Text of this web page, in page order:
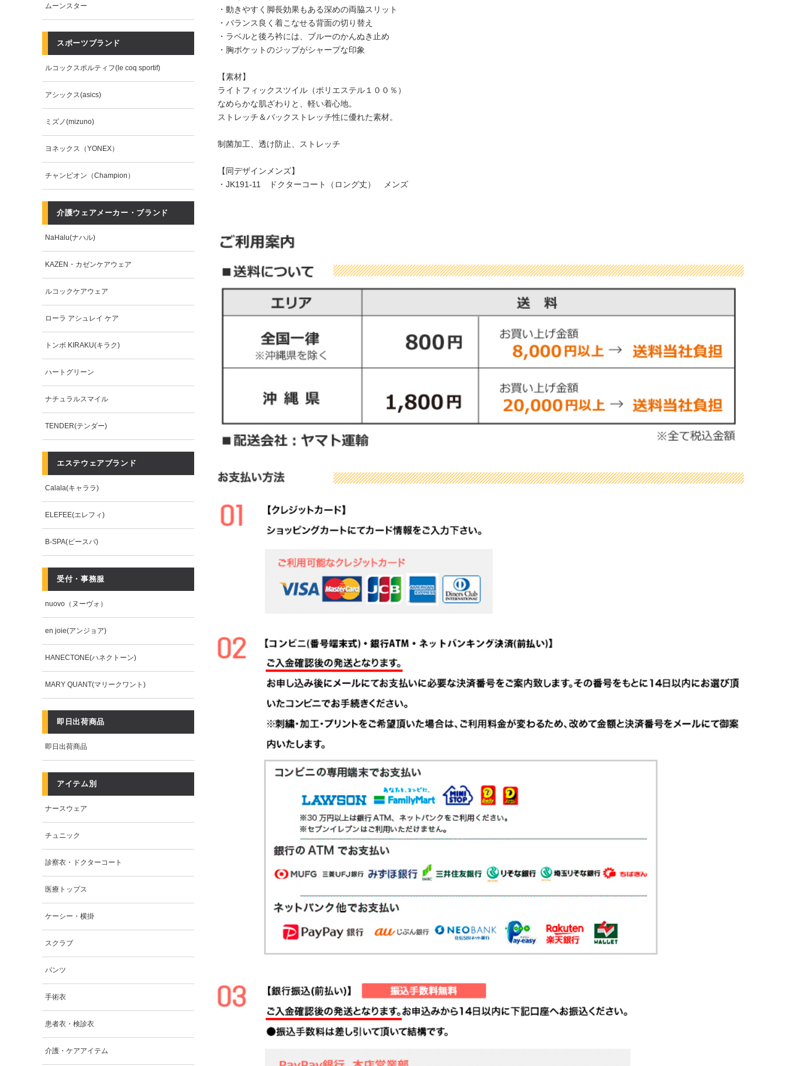
・動きやすく脚長効果もある深めの両脇スリット
・バランス良く着こなせる背面の切り替え
・ラベルと後ろ衿には、ブルーのかんぬき止め
・胸ポケットのジップがシャープな印象
【素材】
ライトフィックスツイル（ポリエステル１００％）
なめらかな肌ざわりと、軽い着心地。
ストレッチ＆バックストレッチ性に優れた素材。
制菌加工、透け防止、ストレッチ
【同デザインメンズ】
・ JK191-11 ドクターコート（ロング丈） メンズ
ムーンスター
スポーツブランド
ルコックスポルティフ(le coq sportif)
アシックス(asics)
ミズノ(mizuno)
ヨネックス（YONEX）
チャンピオン（Champion）
介護ウェアメーカー・ブランド
NaHalu(ナハル)
KAZEN・カゼンケアウェア
ルコックケアウェア
ローラ アシュレイ ケア
トンボ KIRAKU(キラク)
ハートグリーン
ナチュラルスマイル
TENDER(テンダー)
エステウェアブランド
Calala(キャララ)
ELEFEE(エレフィ)
B-SPA(ビースパ)
受付・事務服
nuovo（ヌーヴォ）
en joie(アンジョア)
HANECTONE(ハネクトーン)
MARY QUANT(マリークワント)
即日出荷商品
即日出荷商品
アイテム別
ナースウェア
チュニック
診察衣・ドクターコート
医療トップス
ケーシー・横掛
スクラブ
パンツ
手術衣
患者衣・検診衣
介護・ケアアイテム